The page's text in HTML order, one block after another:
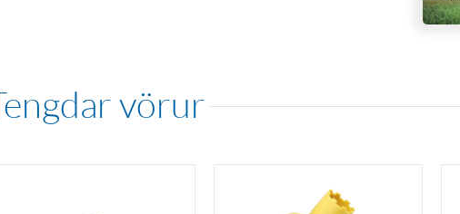
tengdar vörur